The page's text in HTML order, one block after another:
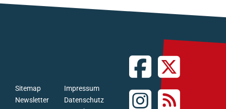
Newsletter
Sitemap
Datenschutz
Impressum